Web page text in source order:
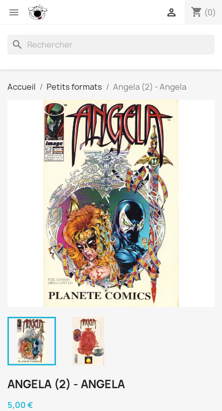
 shopping_cart (0)

search
Accueil Petits formats Angela (2) - Angela
ANGELA (2) - ANGELA
5,00 €